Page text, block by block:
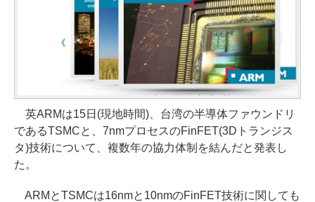
英ARMは15日(現地時間)、台湾の半導体ファウンドリ
であるTSMCと、7nmプロセスのFinFET(3Dトランジス
タ)技術について、複数年の協力体制を結んだと発表し
た。
ARMとTSMCは16nmと10nmのFinFET技術に関しても